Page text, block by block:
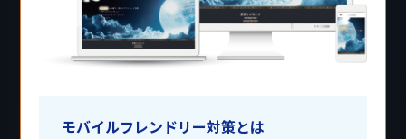
モバイルフレンドリー対策とは